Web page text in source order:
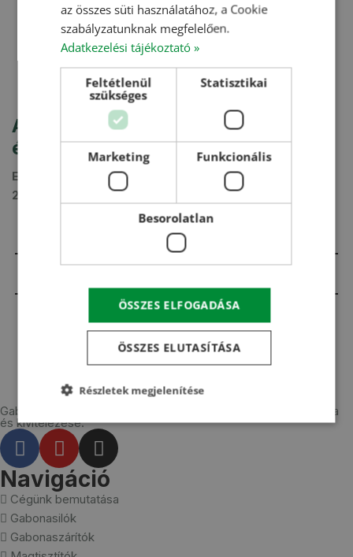
Amit a hűtve tárolásról kérdezni
érdemes
Előadó: Joan Rius / Conserfrio
HETECH Szakmai Nap
2024.
Gabonasilók, gabonaszárítók, magtisztítók tervezése, gyártása
és kivitelezése.
Navigáció
Cégünk bemutatása
Gabonasilók
Gabonaszárítók
CROATIAN
az összes süti használatához, a Cookie
szabályzatunknak megfelelően.
Adatkezelési tájékoztató »
Feltétlenül
szükséges
Statisztikai
Marketing Funkcionális
Besorolatlan
ÖSSZES ELFOGADÁSA
ÖSSZES ELUTASÍTÁSA
Részletek megjelenítése